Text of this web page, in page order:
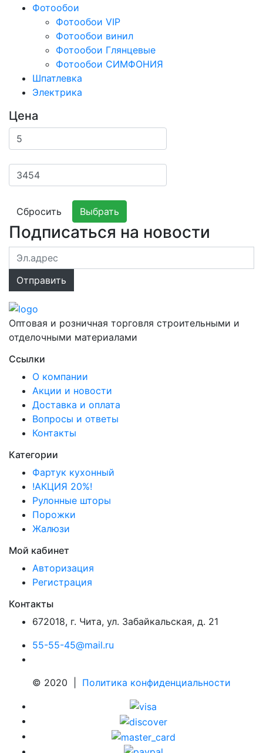
Фотообои
Фотообои VIP
Фотообои винил
Фотообои Глянцевые
Фотообои СИМФОНИЯ
Шпатлевка
Электрика
Цена
Сбросить Выбрать
Подписаться на новости
Оптовая и розничная торговля строительными и
отделочными материалами
Ссылки
О компании
Акции и новости
Доставка и оплата
Вопросы и ответы
Контакты
Категории
Фартук кухонный
!АКЦИЯ 20%!
Рулонные шторы
Порожки
Жалюзи
Мой кабинет
Авторизация
Регистрация
Контакты
672018, г. Чита, ул. Забайкальская, д. 21
55-55-45@mail.ru
© 2020 | Политика конфиденциальности